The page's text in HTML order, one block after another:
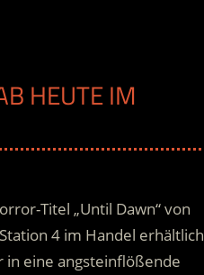
HEUTE IM
Titel „Until Dawn“ von
4 im Handel erhältlich
in eine angsteinflößende